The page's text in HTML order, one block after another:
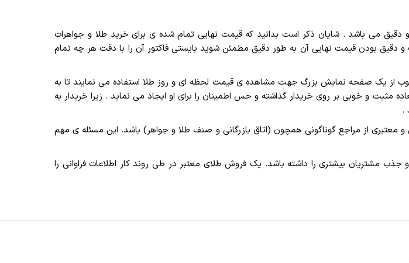
و دقیق می باشد . شایان ذکر است بدانید که قیمت نهایی تمام شده ی برای خرید طلا و جواهرات
دقیق بودن قیمت نهایی آن به طور دقیق مطمئن شوید بایستی فاکتور آن را با دقت هر چه تمام
از یک صفحه نمایش بزرگ جهت مشاهده ی قیمت لحظه ای و روز طلا استفاده می نمایند تا به
مثبت و خوبی بر روی خریدار گذاشته و حس اطمینان را برای او ایجاد می نماید . زیرا خریدار به
.
از مراجع گوناگونی همچون (اتاق بازرگانی و صنف طلا و جواهر) باشد. این مسئله ی مهم
مشتریان بیشتری را داشته باشد. یک فروش طلای معتبر در طی روند کار اطلاعات فراوانی را